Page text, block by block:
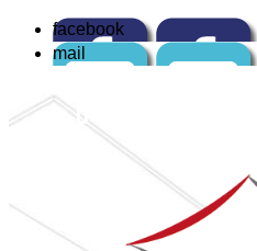
facebook
mail
☏ 04 84 14 04 42